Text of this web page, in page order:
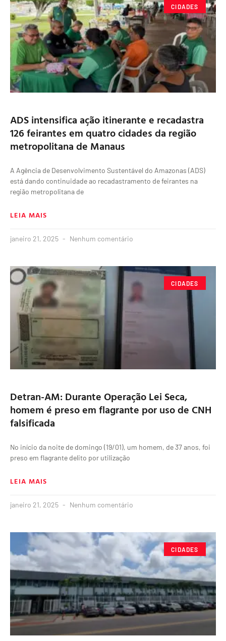
CIDADES
ADS intensifica ação itinerante e recadastra
126 feirantes em quatro cidades da região
metropolitana de Manaus
A Agência de Desenvolvimento Sustentável do Amazonas (ADS)
está dando continuidade ao recadastramento de feirantes na
região metropolitana de
LEIA MAIS
janeiro 21, 2025 Nenhum comentário
CIDADES
Detran-AM: Durante Operação Lei Seca,
homem é preso em flagrante por uso de CNH
falsificada
No início da noite de domingo (19/01), um homem, de 37 anos, foi
preso em flagrante delito por utilização
LEIA MAIS
janeiro 21, 2025 Nenhum comentário
CIDADES